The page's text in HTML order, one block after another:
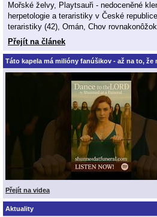
Mořské želvy, Playtsauři - nedoceněné
herpetologie a teraristiky v České
teraristiky (42), Omán, Chov
Přejít na článek
Táto kapela má milióny fanúšikov - až na to, že
Přejít na videa
Aktuality